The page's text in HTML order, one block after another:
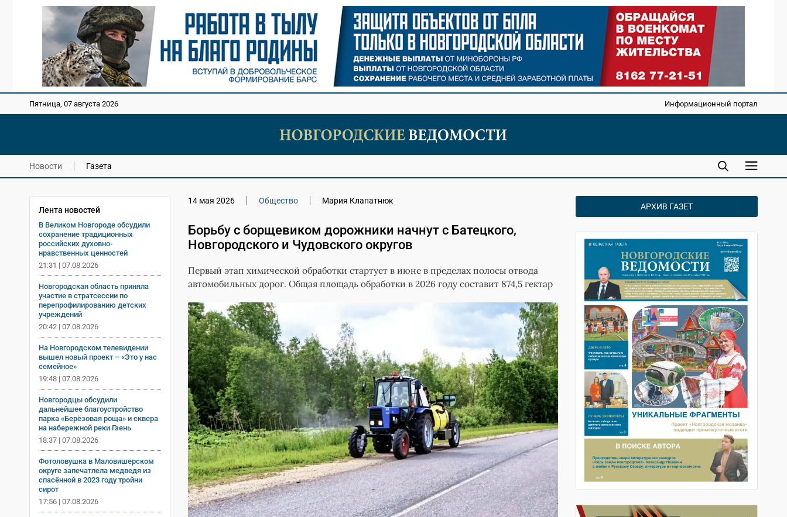
Пятница, 07 августа 2026 Информационный портал
Новости Газета
Лента новостей
В Великом Новгороде обсудили
сохранение традиционных
российских духовно-
нравственных ценностей
21:31 | 07.08.2026
Новгородская область приняла
участие в стратсессии по
перепрофилированию детских
учреждений
20:42 | 07.08.2026
На Новгородском телевидении
вышел новый проект – «Это у нас
семейное»
19:48 | 07.08.2026
Новгородцы обсудили
дальнейшее благоустройство
парка «Берёзовая роща» и сквера
на набережной реки Гзень
18:37 | 07.08.2026
Фотоловушка в Маловишерском
округе запечатлела медведя из
спасённой в 2023 году тройни
сирот
17:56 | 07.08.2026
14 мая 2026 Общество Мария Клапатнюк
Борьбу с борщевиком дорожники начнут с Батецкого,
Новгородского и Чудовского округов
Первый этап химической обработки стартует в июне в пределах полосы отвода
автомобильных дорог. Общая площадь обработки в 2026 году составит 874,5 гектар
АРХИВ ГАЗЕТ